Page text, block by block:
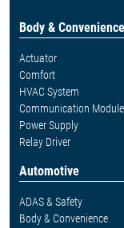
Body & Convenience
Actuator
Comfort
HVAC System
Communication Module
Power Supply
Relay Driver
Automotive
ADAS & Safety
Body & Convenience